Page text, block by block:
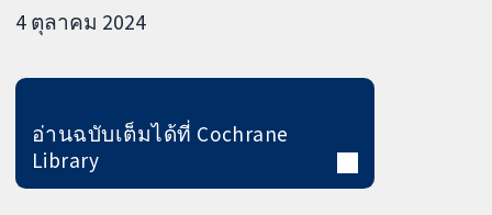
4 ตุลาคม 2024
อ่านฉบับเต็มได้ที่ Cochrane
Library